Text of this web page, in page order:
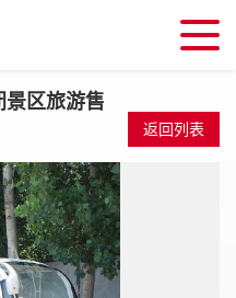
景区旅游售
返回列表